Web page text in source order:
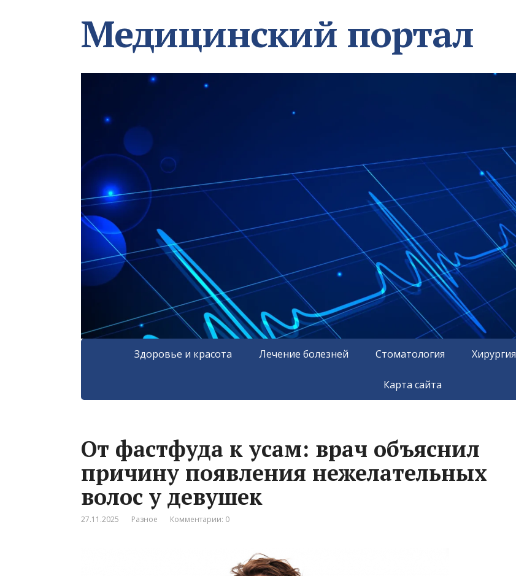
Медицинский портал
Здоровье и красота Лечение болезней Стоматология Хирургия
Карта сайта
От фастфуда к усам: врач объяснил
причину появления нежелательных
волос у девушек
27.11.2025 Разное Комментарии: 0